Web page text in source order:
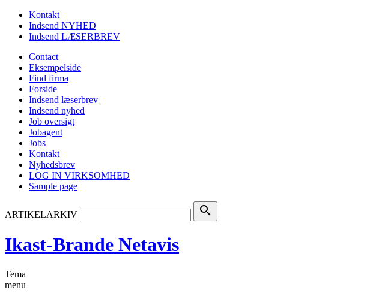
Kontakt
Indsend NYHED
Indsend LÆSERBREV
Contact
Eksempelside
Find firma
Forside
Indsend læserbrev
Indsend nyhed
Job oversigt
Jobagent
Jobs
Kontakt
Nyhedsbrev
LOG IN VIRKSOMHED
Sample page
ARTIKELARKIV search
Ikast-Brande Netavis
Tema
menu